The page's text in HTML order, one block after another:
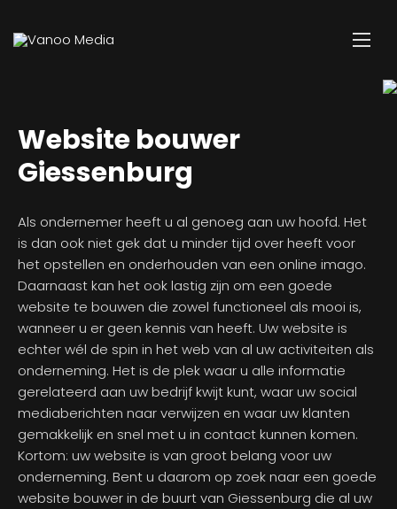
Website bouwer
Giessenburg
Als ondernemer heeft u al genoeg aan uw hoofd. Het
is dan ook niet gek dat u minder tijd over heeft voor
het opstellen en onderhouden van een online imago.
Daarnaast kan het ook lastig zijn om een goede
website te bouwen die zowel functioneel als mooi is,
wanneer u er geen kennis van heeft. Uw website is
echter wél de spin in het web van al uw activiteiten als
onderneming. Het is de plek waar u alle informatie
gerelateerd aan uw bedrijf kwijt kunt, waar uw social
mediaberichten naar verwijzen en waar uw klanten
gemakkelijk en snel met u in contact kunnen komen.
Kortom: uw website is van groot belang voor uw
onderneming. Bent u daarom op zoek naar een goede
website bouwer in de buurt van Giessenburg die al uw